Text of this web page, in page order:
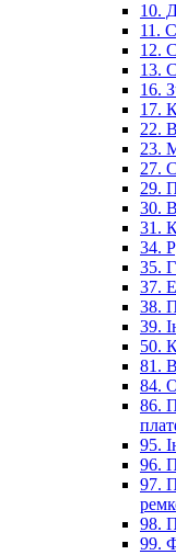
10.
11.
12.
13.
16.
17.
22.
23.
27.
29.
30.
31.
34.
35.
37.
38.
39.
50.
81.
84.
86.
95.
96.
97.
98.
99.